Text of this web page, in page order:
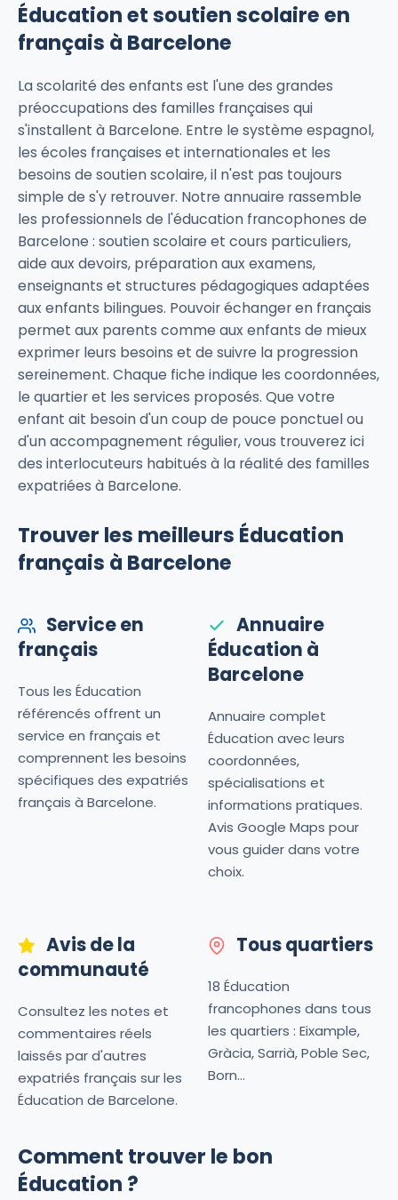
Éducation et soutien scolaire en
français à Barcelone
La scolarité des enfants est l'une des grandes
préoccupations des familles françaises qui
s'installent à Barcelone. Entre le système espagnol,
les écoles françaises et internationales et les
besoins de soutien scolaire, il n'est pas toujours
simple de s'y retrouver. Notre annuaire rassemble
les professionnels de l'éducation francophones de
Barcelone : soutien scolaire et cours particuliers,
aide aux devoirs, préparation aux examens,
enseignants et structures pédagogiques adaptées
aux enfants bilingues. Pouvoir échanger en français
permet aux parents comme aux enfants de mieux
exprimer leurs besoins et de suivre la progression
sereinement. Chaque fiche indique les coordonnées,
le quartier et les services proposés. Que votre
enfant ait besoin d'un coup de pouce ponctuel ou
d'un accompagnement régulier, vous trouverez ici
des interlocuteurs habitués à la réalité des familles
expatriées à Barcelone.
Trouver les meilleurs Éducation
français à Barcelone
Service en
français
Tous les Éducation
référencés offrent un
service en français et
comprennent les besoins
spécifiques des expatriés
français à Barcelone.
Annuaire
Éducation à
Barcelone
Annuaire complet
Éducation avec leurs
coordonnées,
spécialisations et
informations pratiques.
Avis Google Maps pour
vous guider dans votre
choix.
Avis de la
communauté
Consultez les notes et
commentaires réels
laissés par d'autres
expatriés français sur les
Éducation de Barcelone.
Tous quartiers
18 Éducation
francophones dans tous
les quartiers : Eixample,
Gràcia, Sarrià, Poble Sec,
Born...
Comment trouver le bon
Éducation ?